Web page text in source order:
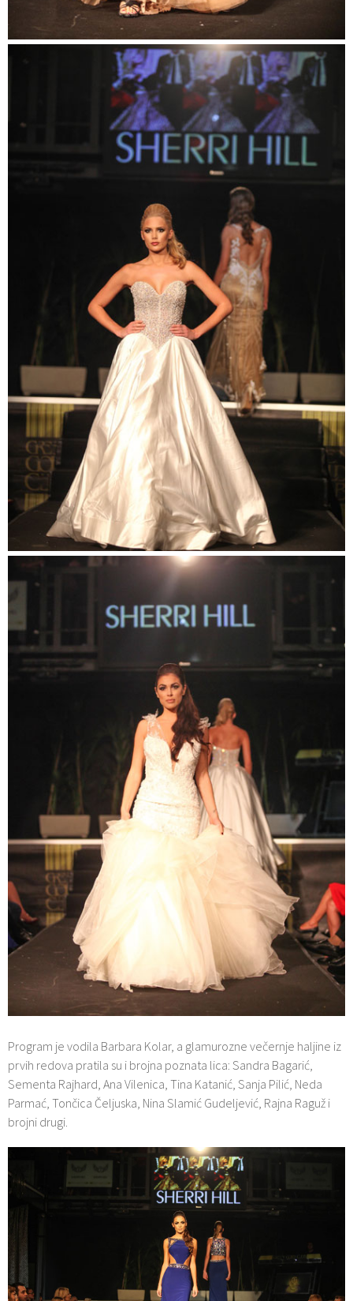
Program je vodila Barbara Kolar, a glamurozne večernje haljine iz
prvih redova pratila su i brojna poznata lica: Sandra Bagarić,
Sementa Rajhard, Ana Vilenica, Tina Katanić, Sanja Pilić, Neda
Parmać, Tončica Čeljuska, Nina Slamić Gudeljević, Rajna Raguž i
brojni drugi.